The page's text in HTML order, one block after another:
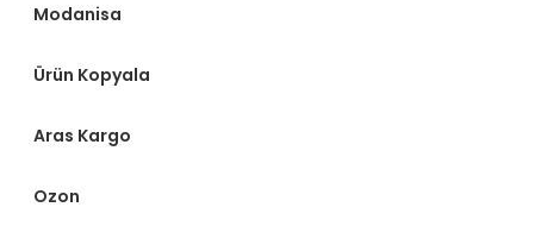
Modanisa
Ürün Kopyala
Aras Kargo
Ozon